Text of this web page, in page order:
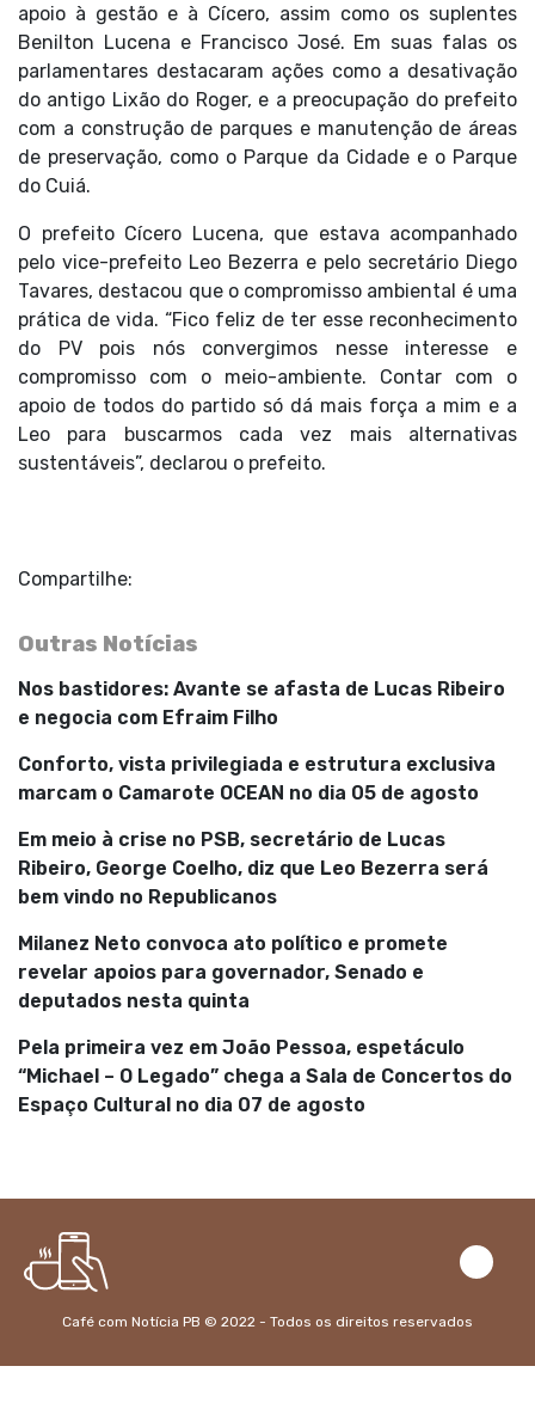
apoio à gestão e à Cícero, assim como os suplentes
Benilton Lucena e Francisco José. Em suas falas os
parlamentares destacaram ações como a desativação
do antigo Lixão do Roger, e a preocupação do prefeito
com a construção de parques e manutenção de áreas
de preservação, como o Parque da Cidade e o Parque
do Cuiá.
O prefeito Cícero Lucena, que estava acompanhado
pelo vice-prefeito Leo Bezerra e pelo secretário Diego
Tavares, destacou que o compromisso ambiental é uma
prática de vida. “Fico feliz de ter esse reconhecimento
do PV pois nós convergimos nesse interesse e
compromisso com o meio-ambiente. Contar com o
apoio de todos do partido só dá mais força a mim e a
Leo para buscarmos cada vez mais alternativas
sustentáveis”, declarou o prefeito.
Compartilhe:
Outras Notícias
Nos bastidores: Avante se afasta de Lucas Ribeiro
e negocia com Efraim Filho
Conforto, vista privilegiada e estrutura exclusiva
marcam o Camarote OCEAN no dia 05 de agosto
Em meio à crise no PSB, secretário de Lucas
Ribeiro, George Coelho, diz que Leo Bezerra será
bem vindo no Republicanos
Milanez Neto convoca ato político e promete
revelar apoios para governador, Senado e
deputados nesta quinta
Pela primeira vez em João Pessoa, espetáculo
“Michael – O Legado” chega a Sala de Concertos do
Espaço Cultural no dia 07 de agosto
Café com Notícia PB © 2022 - Todos os direitos reservados